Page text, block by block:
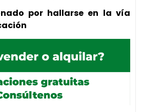
por hallarse en la vía